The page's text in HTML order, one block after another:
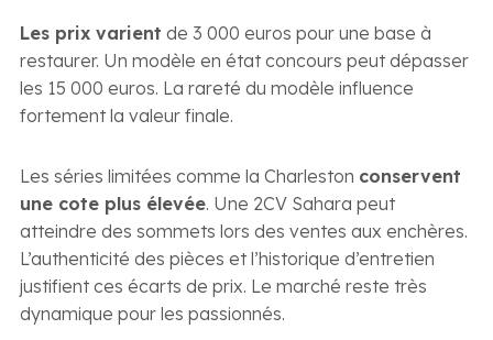
Les prix varient de 3 000 euros pour une base à
restaurer. Un modèle en état concours peut dépasser
les 15 000 euros. La rareté du modèle influence
fortement la valeur finale.
Les séries limitées comme la Charleston conservent
une cote plus élevée. Une 2CV Sahara peut
atteindre des sommets lors des ventes aux enchères.
L’authenticité des pièces et l’historique d’entretien
justifient ces écarts de prix. Le marché reste très
dynamique pour les passionnés.